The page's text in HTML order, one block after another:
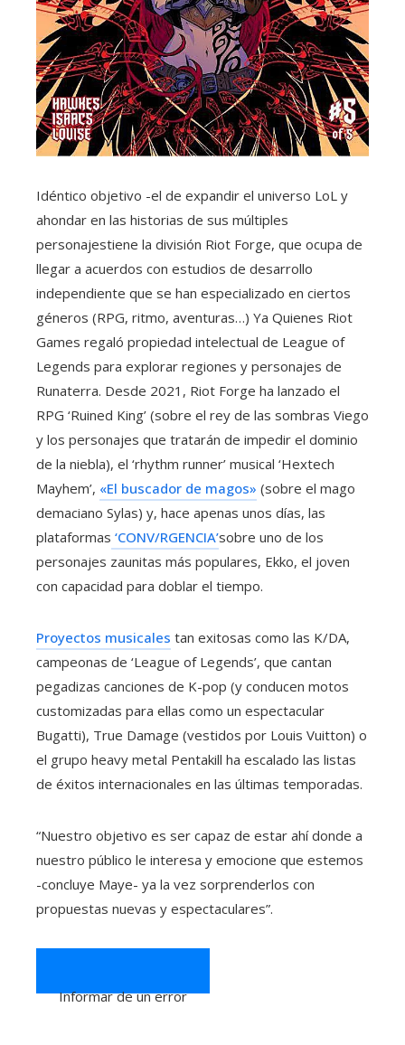
Idéntico objetivo -el de expandir el universo LoL y
ahondar en las historias de sus múltiples
personajestiene la división Riot Forge, que ocupa de
llegar a acuerdos con estudios de desarrollo
independiente que se han especializado en ciertos
géneros (RPG, ritmo, aventuras…) Ya Quienes Riot
Games regaló propiedad intelectual de League of
Legends para explorar regiones y personajes de
Runaterra. Desde 2021, Riot Forge ha lanzado el
RPG ‘Ruined King’ (sobre el rey de las sombras Viego
y los personajes que tratarán de impedir el dominio
de la niebla), el ‘rhythm runner’ musical ‘Hextech
Mayhem’, «El buscador de magos» (sobre el mago
demaciano Sylas) y, hace apenas unos días, las
plataformas ‘CONV/RGENCIA’sobre uno de los
personajes zaunitas más populares, Ekko, el joven
con capacidad para doblar el tiempo.
Proyectos musicales tan exitosas como las K/DA,
campeonas de ‘League of Legends’, que cantan
pegadizas canciones de K-pop (y conducen motos
customizadas para ellas como un espectacular
Bugatti), True Damage (vestidos por Louis Vuitton) o
el grupo heavy metal Pentakill ha escalado las listas
de éxitos internacionales en las últimas temporadas.
“Nuestro objetivo es ser capaz de estar ahí donde a
nuestro público le interesa y emocione que estemos
-concluye Maye- ya la vez sorprenderlos con
propuestas nuevas y espectaculares”.
Informar de un error